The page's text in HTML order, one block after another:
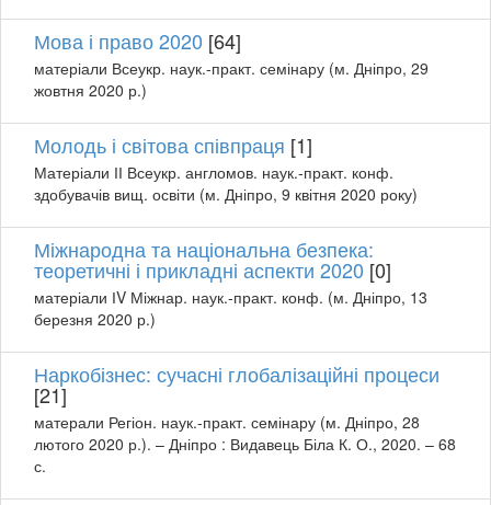
Мова і право 2020 [64]
матеріали Всеукр. наук.-практ. семінару (м. Дніпро, 29
жовтня 2020 р.)
Молодь і світова співпраця [1]
Матеріали ІІ Всеукр. англомов. наук.-практ. конф.
здобувачів вищ. освіти (м. Дніпро, 9 квітня 2020 року)
Міжнародна та національна безпека:
теоретичні і прикладні аспекти 2020 [0]
матеріали ІV Міжнар. наук.-практ. конф. (м. Дніпро, 13
березня 2020 р.)
Наркобізнес: сучасні глобалізаційні процеси
[21]
матерали Регіон. наук.-практ. семінару (м. Дніпро, 28
лютого 2020 р.). – Дніпро : Видавець Біла К. О., 2020. – 68
с.